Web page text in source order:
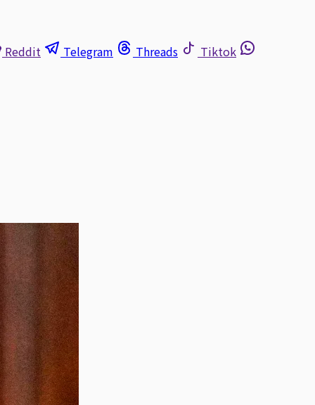
Reddit Telegram Threads Tiktok